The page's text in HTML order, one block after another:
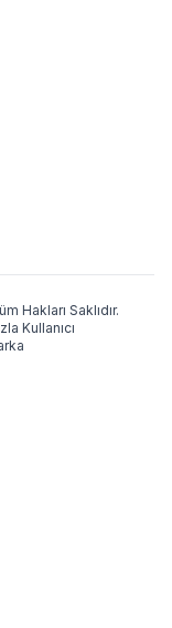
Hakları Saklıdır.
Kullanıcı